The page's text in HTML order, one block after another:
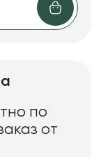
по
от